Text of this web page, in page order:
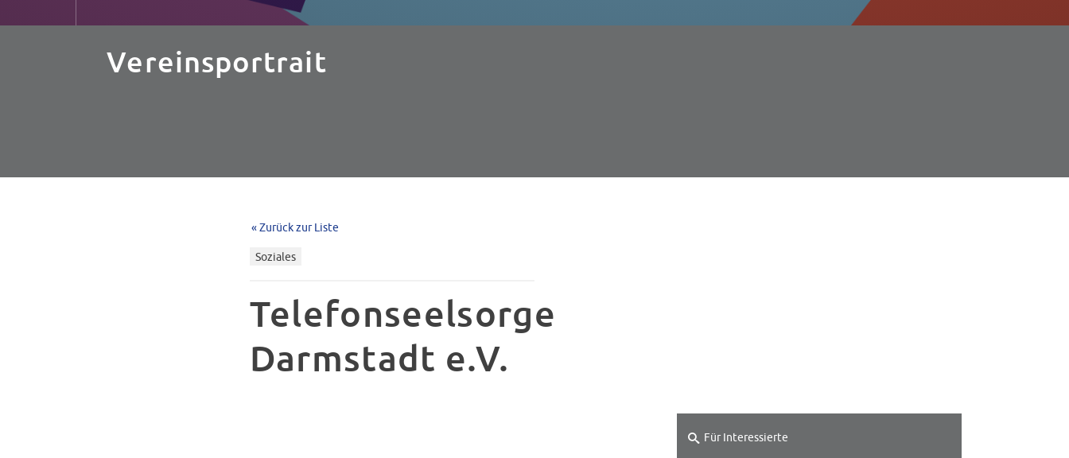
Vereinsportrait
« Zurück zur Liste
Soziales
Telefonseelsorge
Darmstadt e.V.
Für Interessierte